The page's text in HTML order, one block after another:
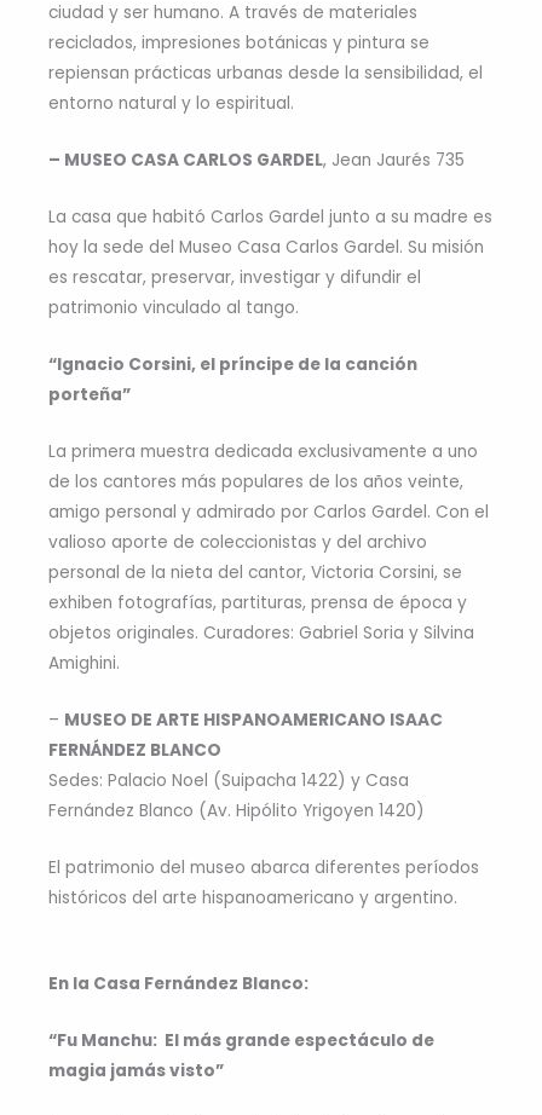
ciudad y ser humano. A través de materiales
reciclados, impresiones botánicas y pintura se
repiensan prácticas urbanas desde la sensibilidad, el
entorno natural y lo espiritual.
– MUSEO CASA CARLOS GARDEL, Jean Jaurés 735
La casa que habitó Carlos Gardel junto a su madre es
hoy la sede del Museo Casa Carlos Gardel. Su misión
es rescatar, preservar, investigar y difundir el
patrimonio vinculado al tango.
“Ignacio Corsini, el príncipe de la canción
porteña”
La primera muestra dedicada exclusivamente a uno
de los cantores más populares de los años veinte,
amigo personal y admirado por Carlos Gardel. Con el
valioso aporte de coleccionistas y del archivo
personal de la nieta del cantor, Victoria Corsini, se
exhiben fotografías, partituras, prensa de época y
objetos originales. Curadores: Gabriel Soria y Silvina
Amighini.
– MUSEO DE ARTE HISPANOAMERICANO ISAAC
FERNÁNDEZ BLANCO
Sedes: Palacio Noel (Suipacha 1422) y Casa
Fernández Blanco (Av. Hipólito Yrigoyen 1420)
El patrimonio del museo abarca diferentes períodos
históricos del arte hispanoamericano y argentino.
En la Casa Fernández Blanco:
“Fu Manchu: El más grande espectáculo de
magia jamás visto”